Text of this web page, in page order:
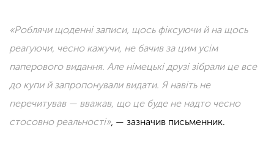
«Роблячи щоденні записи, щось фіксуючи й на щось
реагуючи, чесно кажучи, не бачив за цим усім
паперового видання. Але німецькі друзі зібрали це все
до купи й запропонували видати. Я навіть не
перечитував — вважав, що це буде не надто чесно
стосовно реальності», — зазначив письменник.